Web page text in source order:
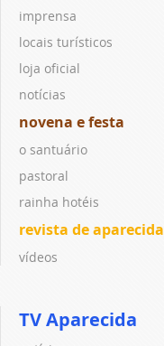
imprensa
locais turísticos
loja oficial
notícias
novena e festa
o santuário
pastoral
rainha hotéis
revista de aparecida
vídeos
TV Aparecida